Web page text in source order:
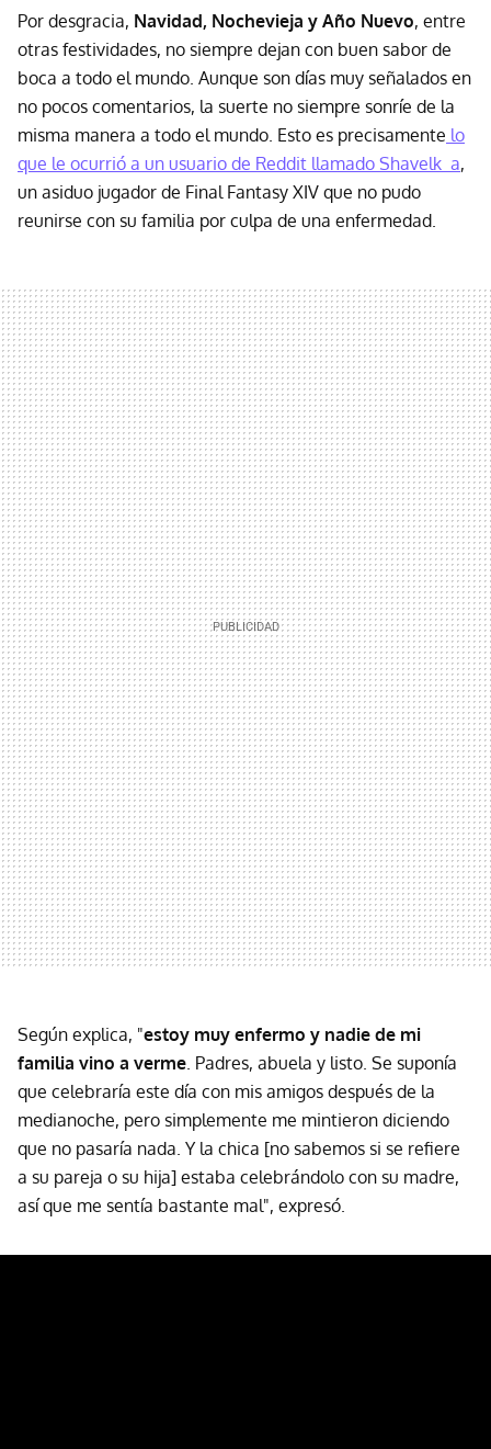
Por desgracia, Navidad, Nochevieja y Año Nuevo, entre
otras festividades, no siempre dejan con buen sabor de
boca a todo el mundo. Aunque son días muy señalados en
no pocos comentarios, la suerte no siempre sonríe de la
misma manera a todo el mundo. Esto es precisamente lo
que le ocurrió a un usuario de Reddit llamado Shavelk_a,
un asiduo jugador de Final Fantasy XIV que no pudo
reunirse con su familia por culpa de una enfermedad.
Según explica, "estoy muy enfermo y nadie de mi
familia vino a verme. Padres, abuela y listo. Se suponía
que celebraría este día con mis amigos después de la
medianoche, pero simplemente me mintieron diciendo
que no pasaría nada. Y la chica [no sabemos si se refiere
a su pareja o su hija] estaba celebrándolo con su madre,
así que me sentía bastante mal", expresó.